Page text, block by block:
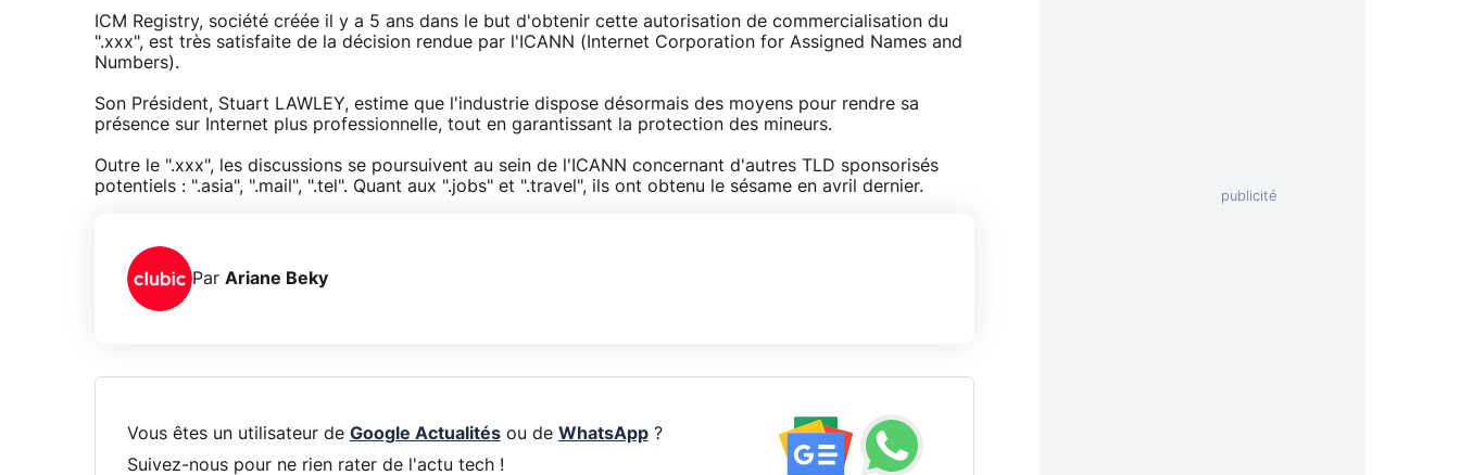
ICM Registry, société créée il y a 5 ans dans le but d'obtenir cette autorisation de commercialisation du
".xxx", est très satisfaite de la décision rendue par l'ICANN (Internet Corporation for Assigned Names and
Numbers).
Son Président, Stuart LAWLEY, estime que l'industrie dispose désormais des moyens pour rendre sa
présence sur Internet plus professionnelle, tout en garantissant la protection des mineurs.
Outre le ".xxx", les discussions se poursuivent au sein de l'ICANN concernant d'autres TLD sponsorisés
potentiels : ".asia", ".mail", ".tel". Quant aux ".jobs" et ".travel", ils ont obtenu le sésame en avril dernier.
Par Ariane Beky
Vous êtes un utilisateur de Google Actualitésou de WhatsApp?
Suivez-nous pour ne rien rater de l'actu tech !